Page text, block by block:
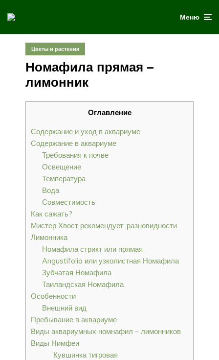
Меню
Цветы и растения
Номафила прямая –
лимонник
Оглавление
Содержание и уход в аквариуме
Содержание в аквариуме
Требования к почве
Освещение
Температура
Вода
Совместимость
Как сажать?
Мистер Хвост рекомендует: разновидности
Лимонника
Номафила стрикт или прямая
Angustifolia или узколистная Номафила
Зубчатая Номафила
Таиландская Номафила
Особенности
Внешний вид
Пребывание в аквариуме
Виды аквариумных номнафил – лимонников
Виды Нимфеи
Кувшинка тигровая